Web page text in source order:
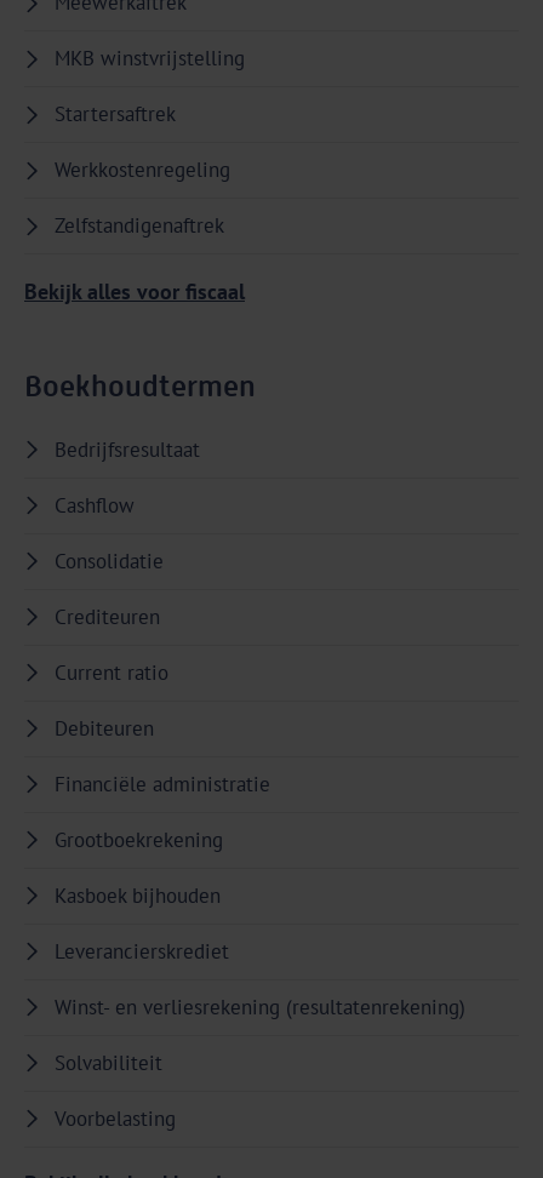
MKB winstvrijstelling
Startersaftrek
Werkkostenregeling
Zelfstandigenaftrek
Bekijk alles voor fiscaal
Boekhoudtermen
Bedrijfsresultaat
Cashflow
Consolidatie
Crediteuren
Current ratio
Debiteuren
Financiële administratie
Grootboekrekening
Kasboek bijhouden
Leverancierskrediet
Winst- en verliesrekening (resultatenrekening)
Solvabiliteit
Voorbelasting